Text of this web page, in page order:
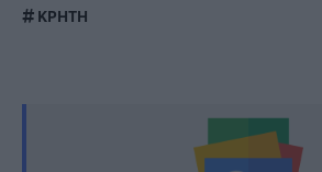
ΚΡΗΤΗ